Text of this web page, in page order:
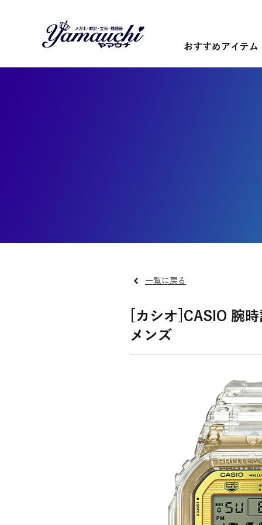
おすすめアイテム
一覧に戻る
[カシオ]CASIO 腕
メンズ